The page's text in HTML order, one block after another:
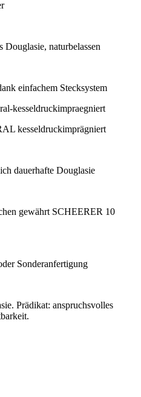
Douglasie, naturbelassen
einfachem Stecksystem
kesseldruckimprägniert
dauerhafte Douglasie
gewährt SCHEERER 10
Sonderanfertigung
Prädikat: anspruchsvolles